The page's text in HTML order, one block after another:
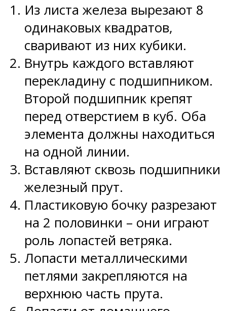
Из листа железа вырезают 8
одинаковых квадратов,
сваривают из них кубики.
Внутрь каждого вставляют
перекладину с подшипником.
Второй подшипник крепят
перед отверстием в куб. Оба
элемента должны находиться
на одной линии.
Вставляют сквозь подшипники
железный прут.
Пластиковую бочку разрезают
на 2 половинки – они играют
роль лопастей ветряка.
Лопасти металлическими
петлями закрепляются на
верхнюю часть прута.